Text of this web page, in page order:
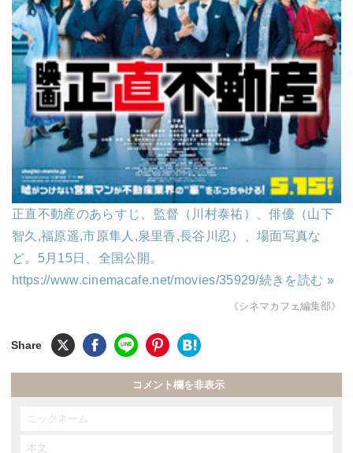
正直不動産のあらすじ、監督（川村泰祐）、俳優（山下
智久,福原遥,市原隼人,泉里香,長谷川忍）、場面写真な
ど。5月15日、全国公開。
https://www.cinemacafe.net/movies/35929/続きを読む »
《シネマカフェ編集部》
コメント欄を非表示